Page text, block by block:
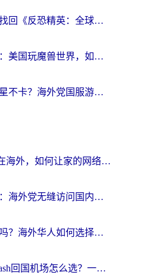
身在海外，如何找回《反恐精英：全球攻势》国服的丝滑手感？一份给你的终极指南
从纽约到暴风城：美国玩魔兽世界，如何找到你的最佳网络航线
日本怎么玩奥拉星不卡？海外党国服游戏加速器选择全攻略
Openwrt 回国：在海外，如何让家的网络触手可及
香港翻墙回内地：海外党无缝访问国内资源的加速器选择全攻略
迅游和回国好用吗？海外华人如何选择靠谱的回国加速器
海外党必看：Clash回国机场怎么选？一篇搞定无缝访问国内资源的全攻略